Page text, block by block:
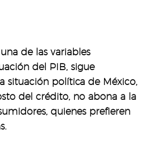
de las variables
del PIB, sigue
situación política de México,
del crédito, no abona a la
quienes prefieren